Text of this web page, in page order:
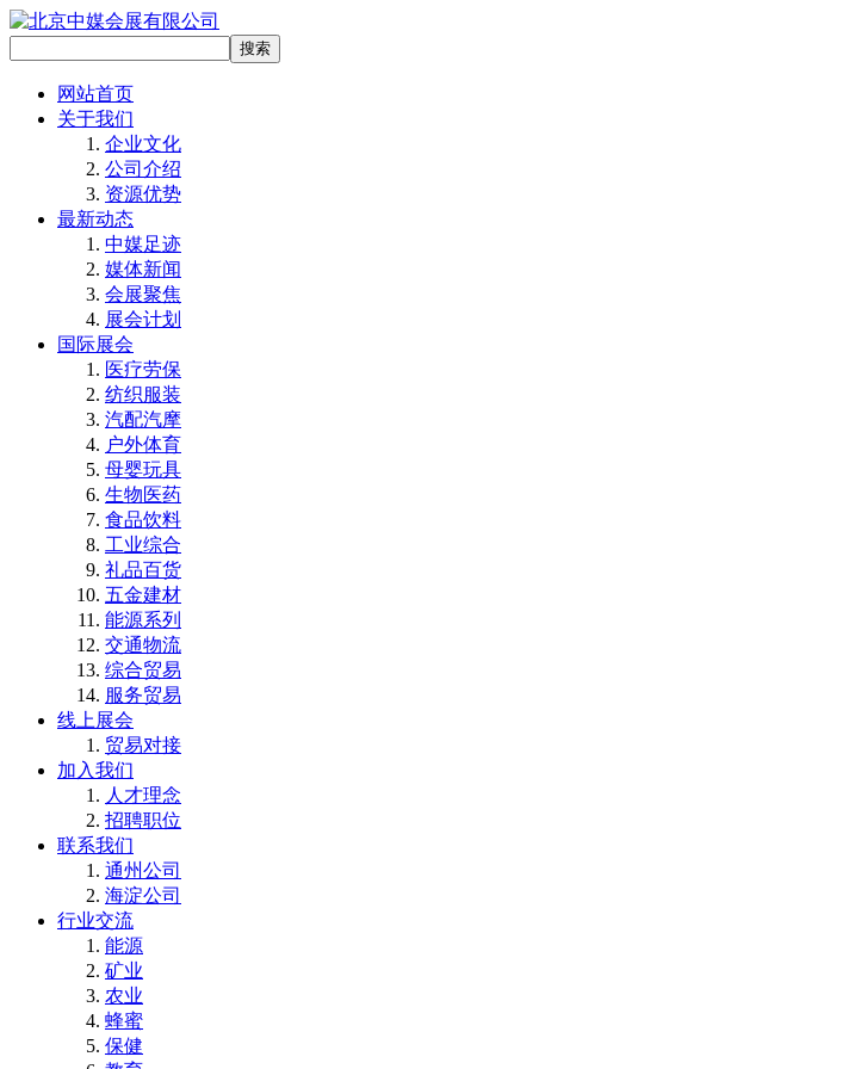
网站首页
关于我们
企业文化
公司介绍
资源优势
最新动态
中媒足迹
媒体新闻
会展聚焦
展会计划
国际展会
医疗劳保
纺织服装
汽配汽摩
户外体育
母婴玩具
生物医药
食品饮料
工业综合
礼品百货
五金建材
能源系列
交通物流
综合贸易
服务贸易
线上展会
贸易对接
加入我们
人才理念
招聘职位
联系我们
通州公司
海淀公司
行业交流
能源
矿业
农业
蜂蜜
保健